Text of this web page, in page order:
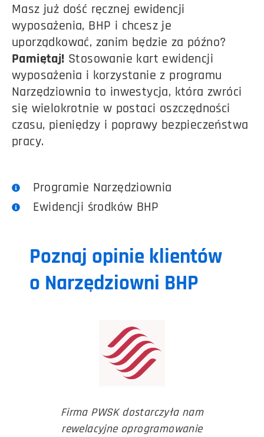
Masz już dość ręcznej ewidencji
wyposażenia, BHP i chcesz je
uporządkować, zanim będzie za późno?
Pamiętaj! Stosowanie kart ewidencji
wyposażenia i korzystanie z programu
Narzędziownia to inwestycja, która zwróci
się wielokrotnie w postaci oszczędności
czasu, pieniędzy i poprawy bezpieczeństwa
pracy.
Programie Narzędziownia
Ewidencji środków BHP
Poznaj opinie klientów
o Narzędziowni BHP
Firma PWSK dostarczyła nam
rewelacyjne oprogramowanie